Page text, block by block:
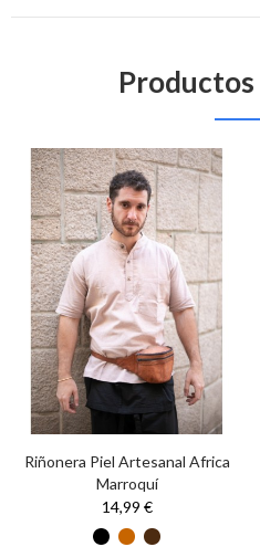
Riñonera Piel Artesanal Africa
Marroquí
14,99 €